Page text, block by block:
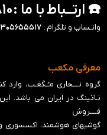
☎️ ارتــباط با ما :05191008810
واتـساپ و تلگرام : ۰۹۳۰۵۶۵۵۵۱۷
معرفی مکعب
گروه تـــجاری مـُـکَعَـب،
فــــروش
گوشیهای هوشمند، اکسسوری